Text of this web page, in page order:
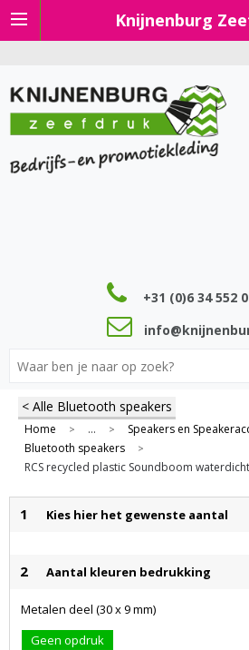
Knijnenburg
+31 (0)6 34 552
< Alle Bluetooth speakers
Home > ... > Speakers en
Bluetooth speakers >
RCS recycled plastic Soundboom
1 Kies hier het gewenste aantal
2 Aantal kleuren bedrukking
Metalen deel (30 x 9 mm)
Geen opdruk